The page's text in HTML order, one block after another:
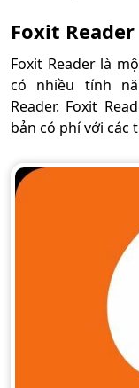
Foxit Reader
Foxit Reader là
có nhiều tính
Reader. Foxit
bản có phí với các